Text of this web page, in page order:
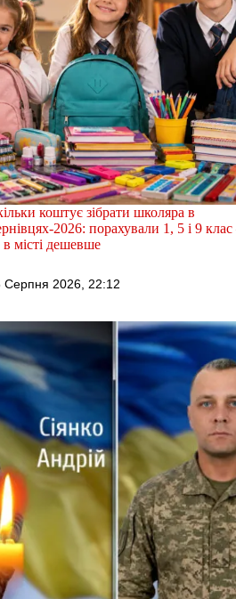
коштує зібрати школяра в
2026: порахували 1, 5 і 9
в місті дешевше
Серпня 2026, 22:12